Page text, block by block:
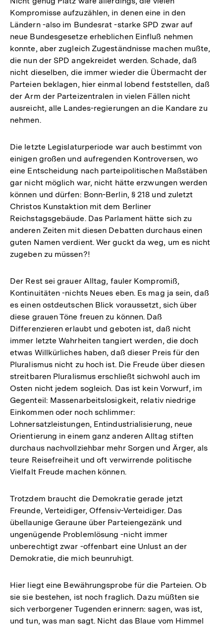
Kompromisse aufzuzählen, in denen eine in den
Ländern -also im Bundesrat -starke SPD zwar auf
neue Bundesgesetze erheblichen Einfluß nehmen
konnte, aber zugleich Zugeständnisse machen mußte,
die nun der SPD angekreidet werden. Schade, daß
nicht dieselben, die immer wieder die Übermacht der
Parteien beklagen, hier einmal lobend feststellen, daß
der Arm der Parteizentralen in vielen Fällen nicht
ausreicht, alle Landes-regierungen an die Kandare zu
nehmen.
Die letzte Legislaturperiode war auch bestimmt von
einigen großen und aufregenden Kontroversen, wo
eine Entscheidung nach parteipolitischen Maßstäben
gar nicht möglich war, nicht hätte erzwungen werden
können und dürfen: Bonn-Berlin, § 218 und zuletzt
Christos Kunstaktion mit dem Berliner
Reichstagsgebäude. Das Parlament hätte sich zu
anderen Zeiten mit diesen Debatten durchaus einen
guten Namen verdient. Wer guckt da weg, um es nicht
zugeben zu müssen?!
Der Rest sei grauer Alltag, fauler Kompromiß,
Kontinuitäten -nichts Neues eben. Es mag ja sein, daß
es einen ostdeutschen Blick voraussetzt, sich über
diese grauen Töne freuen zu können. Daß
Differenzieren erlaubt und geboten ist, daß nicht
immer letzte Wahrheiten tangiert werden, die doch
etwas Willkürliches haben, daß dieser Preis für den
Pluralismus nicht zu hoch ist. Die Freude über diesen
streitbaren Pluralismus erschließt sichwohl auch im
Osten nicht jedem sogleich. Das ist kein Vorwurf, im
Gegenteil: Massenarbeitslosigkeit, relativ niedrige
Einkommen oder noch schlimmer:
Lohnersatzleistungen, Entindustrialisierung, neue
Orientierung in einem ganz anderen Alltag stiften
durchaus nachvollziehbar mehr Sorgen und Ärger, als
teure Reisefreiheit und oft verwirrende politische
Vielfalt Freude machen können.
Trotzdem braucht die Demokratie gerade jetzt
Freunde, Verteidiger, Offensiv-Verteidiger. Das
übellaunige Geraune über Parteiengezänk und
ungenügende Problemlösung -nicht immer
unberechtigt zwar -offenbart eine Unlust an der
Demokratie, die mich beunruhigt.
Hier liegt eine Bewährungsprobe für die Parteien. Ob
sie sie bestehen, ist noch fraglich. Dazu müßten sie
sich verborgener Tugenden erinnern: sagen, was ist,
und tun, was man sagt. Nicht das Blaue vom Himmel